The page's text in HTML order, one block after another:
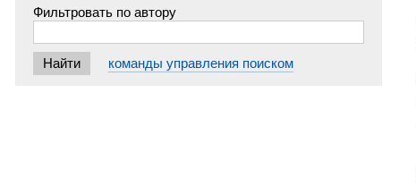
Фильтровать по автору
команды управления поиском